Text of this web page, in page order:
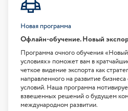
Новая программа
Офлайн-обучение. Новый
Программа очного обучения
условиях» поможет вам в
четкое видение экспорта как
направленного на развитие
условий. Наша программа
взвешенных решений о будущем
международном развитии.